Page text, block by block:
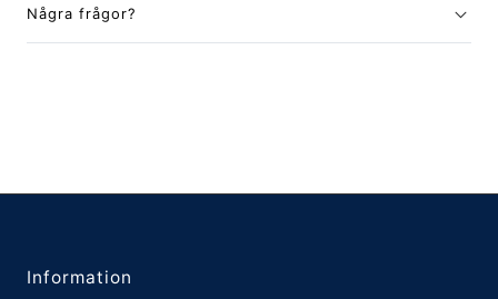
Några frågor?
Information